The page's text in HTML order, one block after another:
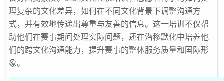
理复杂的文化差异，如何在不同文化背景下调整沟通方
式，并有效地传递出尊重与友善的信息。这一培训不仅帮
助他们在赛事期间处理实际问题，还在潜移默化中培养他
们的跨文化沟通能力，提升赛事的整体服务质量和国际形
象。